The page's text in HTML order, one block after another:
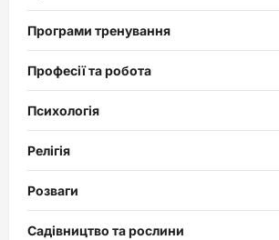
Програми тренування
Професії та робота
Психологія
Релігія
Розваги
Садівництво та рослини